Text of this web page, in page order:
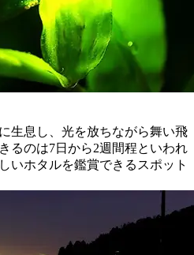
生息し、光を放ちながら舞い飛
るのは7日から2週間程といわれ
いホタルを鑑賞できるスポット